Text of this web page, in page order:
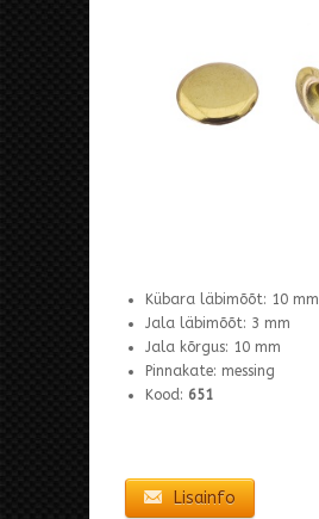
Kübara läbimõõt: 10 mm
Jala läbimõõt: 3 mm
Jala kõrgus: 10 mm
Pinnakate: messing
Kood: 651
Lisainfo